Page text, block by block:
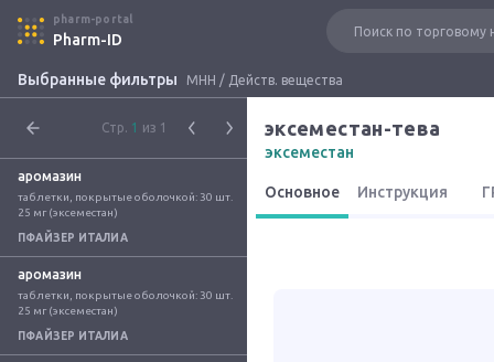
pharm-portal
Pharm-ID
Выбранные фильтры МНН / Действ. вещества
Стр. 1 из 1
аромазин
таблетки, покрытые оболочкой: 30 шт.
25 мг (эксеместан)
ПФАЙЗЕР ИТАЛИА
аромазин
таблетки, покрытые оболочкой: 30 шт.
25 мг (эксеместан)
ПФАЙЗЕР ИТАЛИА
эксеместан-тева
эксеместан
Основное Инструкция